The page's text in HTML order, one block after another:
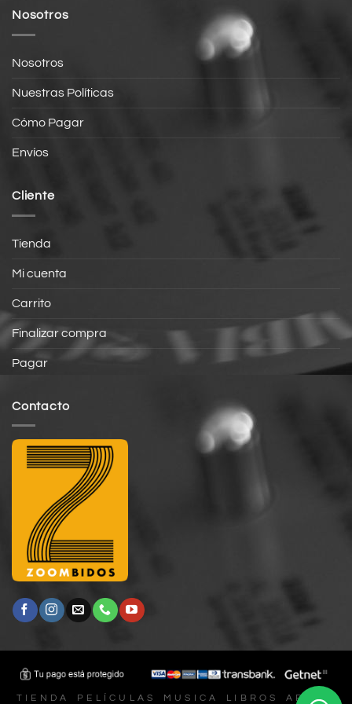
Nosotros
Nosotros
Nuestras Políticas
Cómo Pagar
Envíos
Cliente
Tienda
Mi cuenta
Carrito
Finalizar compra
Pagar
Contacto
T I E N D A P E L Í C U L A S M U S I C A L I B R O S A F I N E S